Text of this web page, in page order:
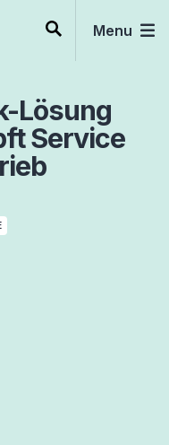
Menu
Lösung
Service